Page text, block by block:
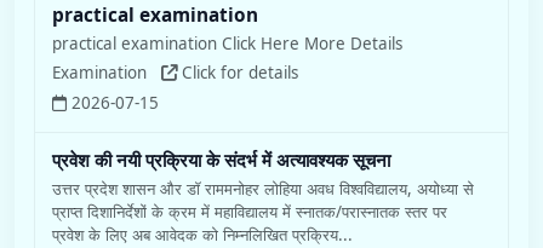
practical examination
practical examination Click Here More Details
Examination
Click for details
2026-07-15
प्रवेश की नयी प्रक्रिया के संदर्भ में अत्यावश्यक सूचना
उत्तर प्रदेश शासन और डॉ राममनोहर लोहिया अवध विश्वविद्यालय, अयोध्या से
प्राप्त दिशानिर्देशों के क्रम में महाविद्यालय में स्नातक/परास्नातक स्तर पर
प्रवेश के लिए अब आवेदक को निम्नलिखित प्रक्रिय...